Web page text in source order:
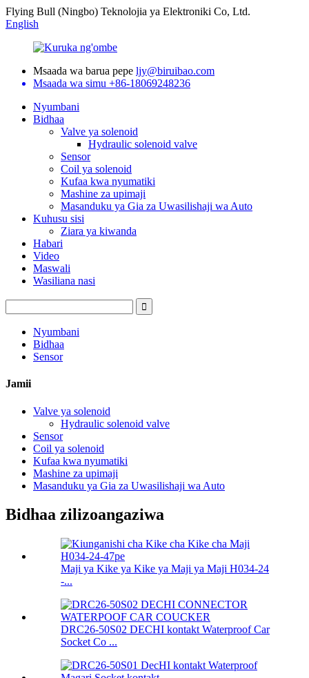
Flying Bull (Ningbo) Teknolojia ya Elektroniki Co, Ltd.
English
Msaada wa barua pepe ljy@biruibao.com
Msaada wa simu +86-18069248236
Nyumbani
Bidhaa
Valve ya solenoid
Hydraulic solenoid valve
Sensor
Coil ya solenoid
Kufaa kwa nyumatiki
Mashine za upimaji
Masanduku ya Gia za Uwasilishaji wa Auto
Kuhusu sisi
Ziara ya kiwanda
Habari
Video
Maswali
Wasiliana nasi
Nyumbani
Bidhaa
Sensor
Jamii
Valve ya solenoid
Hydraulic solenoid valve
Sensor
Coil ya solenoid
Kufaa kwa nyumatiki
Mashine za upimaji
Masanduku ya Gia za Uwasilishaji wa Auto
Bidhaa zilizoangaziwa
Maji ya Kike ya Kike ya Maji ya Maji H034-24
-...
DRC26-50S02 DECHI kontakt Waterproof Car
Socket Co ...